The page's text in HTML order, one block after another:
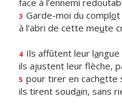
face à l’ennemi
3 Garde-moi du complot
à l’abri de cette meute
4 Ils affûtent leur langue
ils ajustent leur flèche,
5 pour tirer en cachette
ils tirent soudain, sans